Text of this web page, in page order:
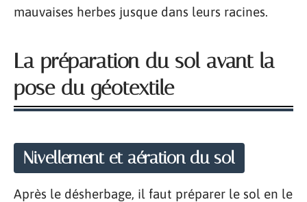
mauvaises herbes jusque dans leurs racines.
La préparation du sol avant la
pose du géotextile
Nivellement et aération du sol
Après le désherbage, il faut préparer le sol en le